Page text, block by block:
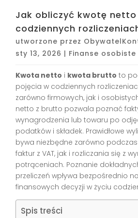
Jak obliczyć kwotę
codziennych
utworzone przez
sty 13, 2026 | Finanse osobiste
Kwota netto i kwota brutto to
pojęcia w codziennych
zarówno firmowych, jak i
netto z brutto pozwala poznać
wynagrodzenia lub towaru po
podatków i składek. Prawidłowe
bywa niezbędne zarówno
faktur z VAT, jak i rozliczania się z
potrąceniach. Poznanie
przeliczeń wpływa bezpośrednio
finansowych decyzji w życiu
Spis treści